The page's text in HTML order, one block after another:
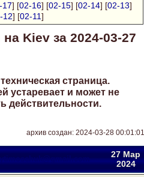
17] [02-16] [02-15] [02-14] [02-13]
12] [02-11]
Kiev за 2024-03-27
страница.
устаревает и может не
действительности.
архив создан: 2024-03-28 00:01:01
27 Мар
2024